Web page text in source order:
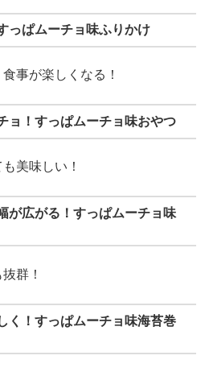
っぱムーチョ味ふりかけ
事が楽しくなる！
ョ！すっぱムーチョ味おやつ
美味しい！
が広がる！すっぱムーチョ味
群！
く！すっぱムーチョ味海苔巻